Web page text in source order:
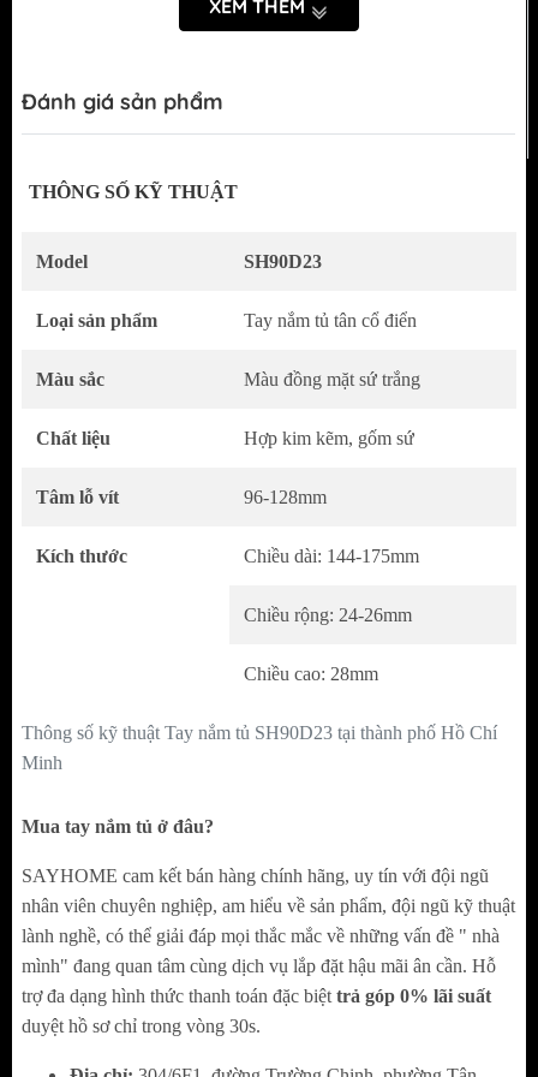
Vẻ đẹp tân cổ điển Châu Âu – Khơi gợi nét sang
tân cổ điển Châu Âu đầy tinh tế, nổi bật với
phần tay cầm được khắc họa họa tiết hoa
Mỗi chi tiết là sự kết hợp hài hòa giữa tính
Chất liệu sứ cao cấp – Tô điểm vẻ đẹp tinh xảo
Họa tiết hoa được in/khắc tỉ mỉ trên thân tay
nắm bằng sứ, tạo nên điểm nhấn nổi bật
cảm giác sang trọng, cổ điển nhưng không lỗi
thời.
Gam màu đồng trầm ấm – Dễ dàng phối hợp
nội thất
Sản phẩm sở hữu màu đồng thanh lịch, giúp
XEM THÊM
Đánh giá sản phẩm
THÔNG SỐ KỸ THUẬT
Thông số kỹ thuật Tay nắm tủ SH90D23 tại thành phố Hồ Chí
Minh
Model SH90D23
Loại sản phẩm Tay nắm tủ tân cổ điển
Màu sắc Màu đồng mặt sứ trắng
Chất liệu Hợp kim kẽm, gốm sứ
Tâm lỗ vít 96-128mm
Kích thước Chiều dài: 144-175mm
Chiều rộng: 24-26mm
Chiều cao: 28mm
Mua tay nắm tủ ở đâu?
SAYHOME cam kết bán hàng chính hãng, uy tín với đội ngũ
nhân viên chuyên nghiệp, am hiểu về sản phẩm, đội ngũ kỹ thuật
lành nghề, có thể giải đáp mọi thắc mắc về những vấn đề " nhà
mình" đang quan tâm cùng dịch vụ lắp đặt hậu mãi ân cần. Hỗ
trợ đa dạng hình thức thanh toán đặc biệt trả góp 0% lãi suất
duyệt hồ sơ chỉ trong vòng 30s.